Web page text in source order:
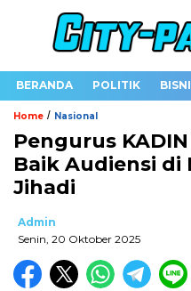
BERANDA POLITIK
Home / Nasional
Pengurus
Baik Audiensi di
Jihadi
Admin
Senin, 20 Oktober 2025